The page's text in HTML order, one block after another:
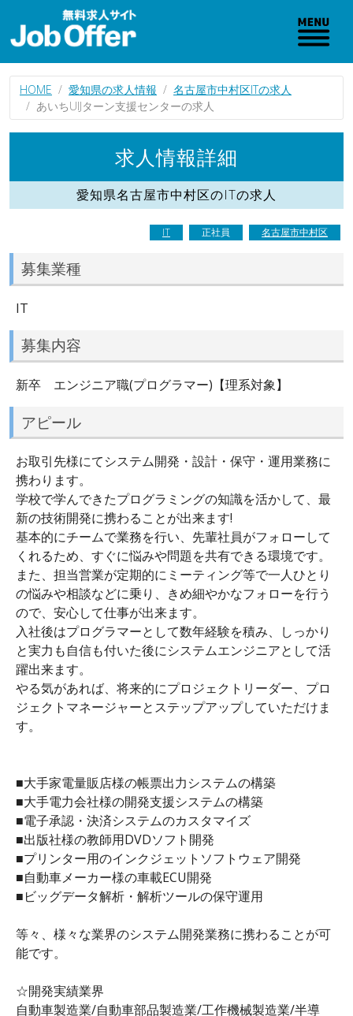
HOME 愛知県の求人情報
名古屋市中村区ITの求人
あいちUIJターン支援センターの求人
求人情報詳細
愛知県名古屋市中村区のITの求人
IT 正社員 名古屋市中村区
募集業種
IT
募集内容
新卒 エンジニア職(プログラマー)【理系対象】
アピール
お取引先様にてシステム開発・設計・保守・運用業務に
携わります。
学校で学んできたプログラミングの知識を活かして、最
新の技術開発に携わることが出来ます!
基本的にチームで業務を行い、先輩社員がフォローして
くれるため、すぐに悩みや問題を共有できる環境です。
また、担当営業が定期的にミーティング等で一人ひとり
の悩みや相談などに乗り、きめ細やかなフォローを行う
ので、安心して仕事が出来ます。
入社後はプログラマーとして数年経験を積み、しっかり
と実力も自信も付いた後にシステムエンジニアとして活
躍出来ます。
やる気があれば、将来的にプロジェクトリーダー、プロ
ジェクトマネージャーとステップアップしていただけま
す。
■大手家電量販店様の帳票出力システムの構築
■大手電力会社様の開発支援システムの構築
■電子承認・決済システムのカスタマイズ
■出版社様の教師用DVDソフト開発
■プリンター用のインクジェットソフトウェア開発
■自動車メーカー様の車載ECU開発
■ビッグデータ解析・解析ツールの保守運用
等々、様々な業界のシステム開発業務に携わることが可
能です。
☆開発実績業界
自動車製造業/自動車部品製造業/工作機械製造業/半導